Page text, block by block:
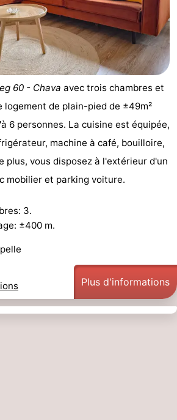
60 - Chava avec trois chambres et
logement de plain-pied de ±49m²
6 personnes. La cuisine est équipée,
machine à café, bouilloire,
plus, vous disposez à l'extérieur d'un
mobilier et parking voiture.
3.
±400 m.
Plus d'informations